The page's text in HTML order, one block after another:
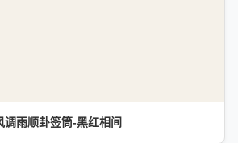
调雨顺卦签筒-黑红相间